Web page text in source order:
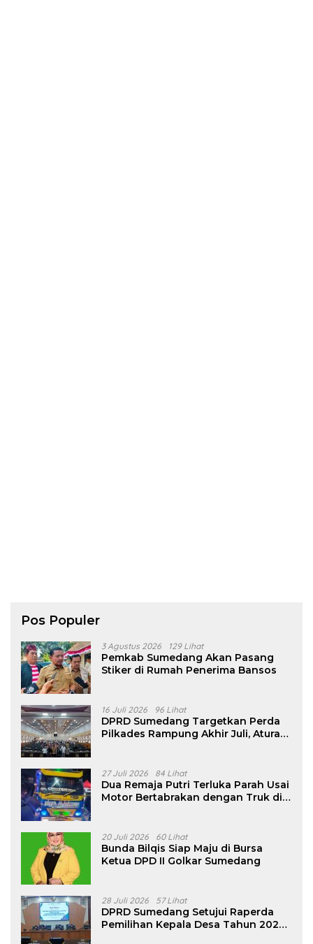
Pos Populer
3 Agustus 2026 129 Lihat
Pemkab Sumedang Akan Pasang
Stiker di Rumah Penerima Bansos
16 Juli 2026 96 Lihat
DPRD Sumedang Targetkan Perda
Pilkades Rampung Akhir Juli, Aturan
27 Juli 2026 84 Lihat
Dua Remaja Putri Terluka Parah Usai
Motor Bertabrakan dengan Truk di
20 Juli 2026 60 Lihat
Bunda Bilqis Siap Maju di Bursa
Ketua DPD II Golkar Sumedang
28 Juli 2026 57 Lihat
DPRD Sumedang Setujui Raperda
Pemilihan Kepala Desa Tahun 2026